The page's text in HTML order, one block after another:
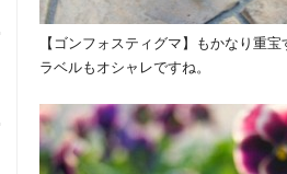
【ゴンフォスティグマ】もかなり重宝
ラベルもオシャレですね。